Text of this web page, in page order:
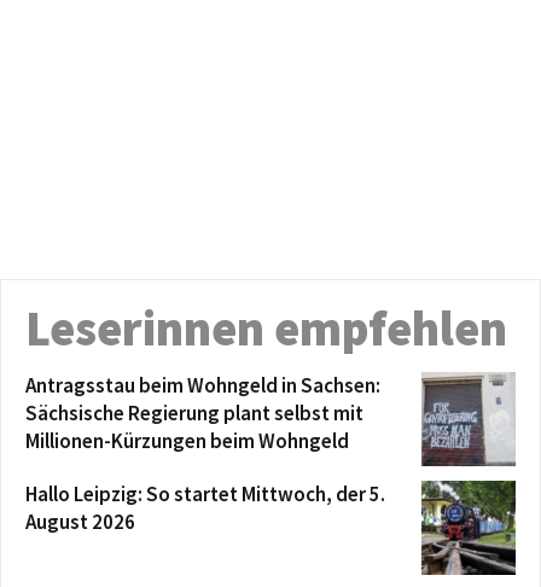
Leserinnen empfehlen
Antragsstau beim Wohngeld in Sachsen:
Sächsische Regierung plant selbst mit
Millionen-Kürzungen beim Wohngeld
Hallo Leipzig: So startet Mittwoch, der 5.
August 2026